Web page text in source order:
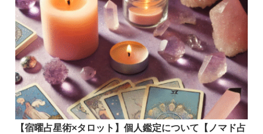
【宿曜占星術×タロット】個人鑑定について【ノマド占